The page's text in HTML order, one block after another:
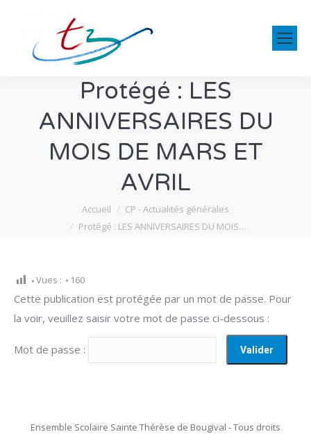
Protégé : LES
ANNIVERSAIRES DU
MOIS DE MARS ET
AVRIL
Accueil
CP - Actualités générales
Protégé : LES ANNIVERSAIRES DU MOIS…
Vues : 160
Cette publication est protégée par un mot de passe. Pour
la voir, veuillez saisir votre mot de passe ci-dessous :
Mot de passe :
Ensemble Scolaire Sainte Thérèse de Bougival - Tous droits